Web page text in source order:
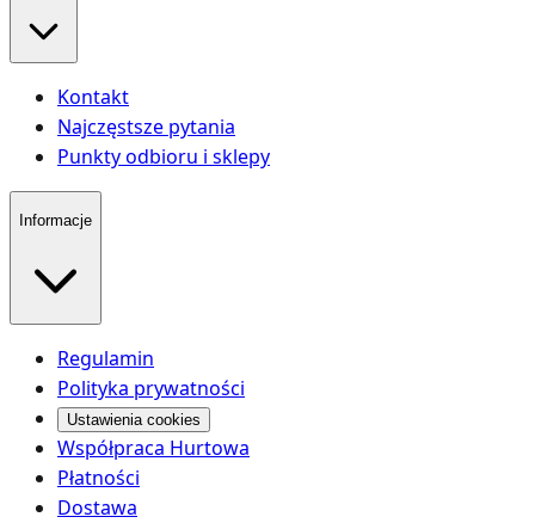
Kontakt
Najczęstsze pytania
Punkty odbioru i sklepy
Informacje
Regulamin
Polityka prywatności
Ustawienia cookies
Współpraca Hurtowa
Płatności
Dostawa